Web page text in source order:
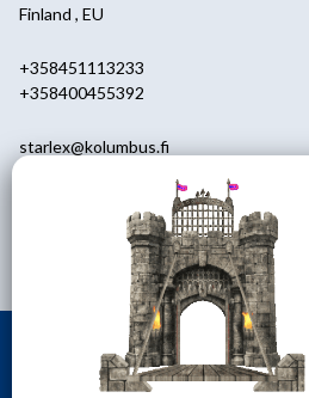
Finland , EU
+358451113233
+358400455392
starlex@kolumbus.fi
ark.klo 08.30-17.00